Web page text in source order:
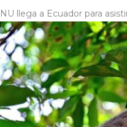
llega a Ecuador para